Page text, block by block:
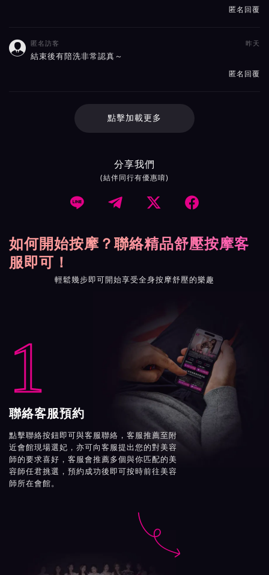
匿名回覆
 匿名訪客 昨天
結束後有陪洗非常認真～
匿名回覆
點擊加載更多
分享我們
(結伴同行有優惠唷)
   
如何開始按摩？聯絡精品舒壓按摩客
服即可！
輕鬆幾步即可開始享受全身按摩舒壓的樂趣
1
聯絡客服預約
點擊聯絡按鈕即可與客服聯絡，客服推薦至附
近會館現場選妃，亦可向客服提出您的對美容
師的要求喜好，客服會推薦多個與你匹配的美
容師任君挑選，預約成功後即可按時前往美容
師所在會館。
